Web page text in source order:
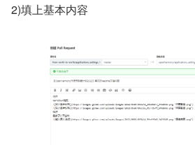
2)填上基本内容